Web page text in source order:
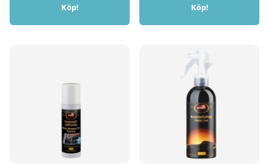
Köp! Köp!